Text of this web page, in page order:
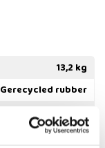
13,2 kg
Gerecycled rubber
mm